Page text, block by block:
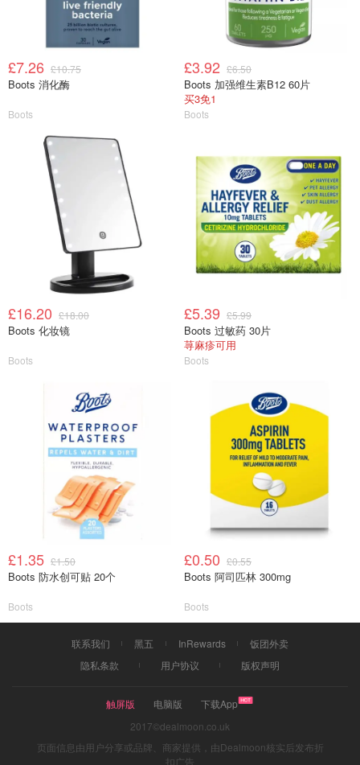
£7.26 £10.75
Boots 消化酶
Boots
£3.92 £6.50
Boots 加强维生素B12 60片
买3免1
Boots
£16.20 £18.00
Boots 化妆镜
Boots
£5.39 £5.99
Boots 过敏药 30片
荨麻疹可用
Boots
£1.35 £1.50
Boots 防水创可贴 20个
Boots
£0.50 £0.55
Boots 阿司匹林 300mg
Boots
联系我们 黑五 InRewards
饭团外卖
隐私条款
用户协议 版权声明
触屏版 电脑版
下载App
2017©dealmoon.co.uk
页面信息由用户分享或品牌、商家提供，由Dealmoon核实后发布折
扣广告